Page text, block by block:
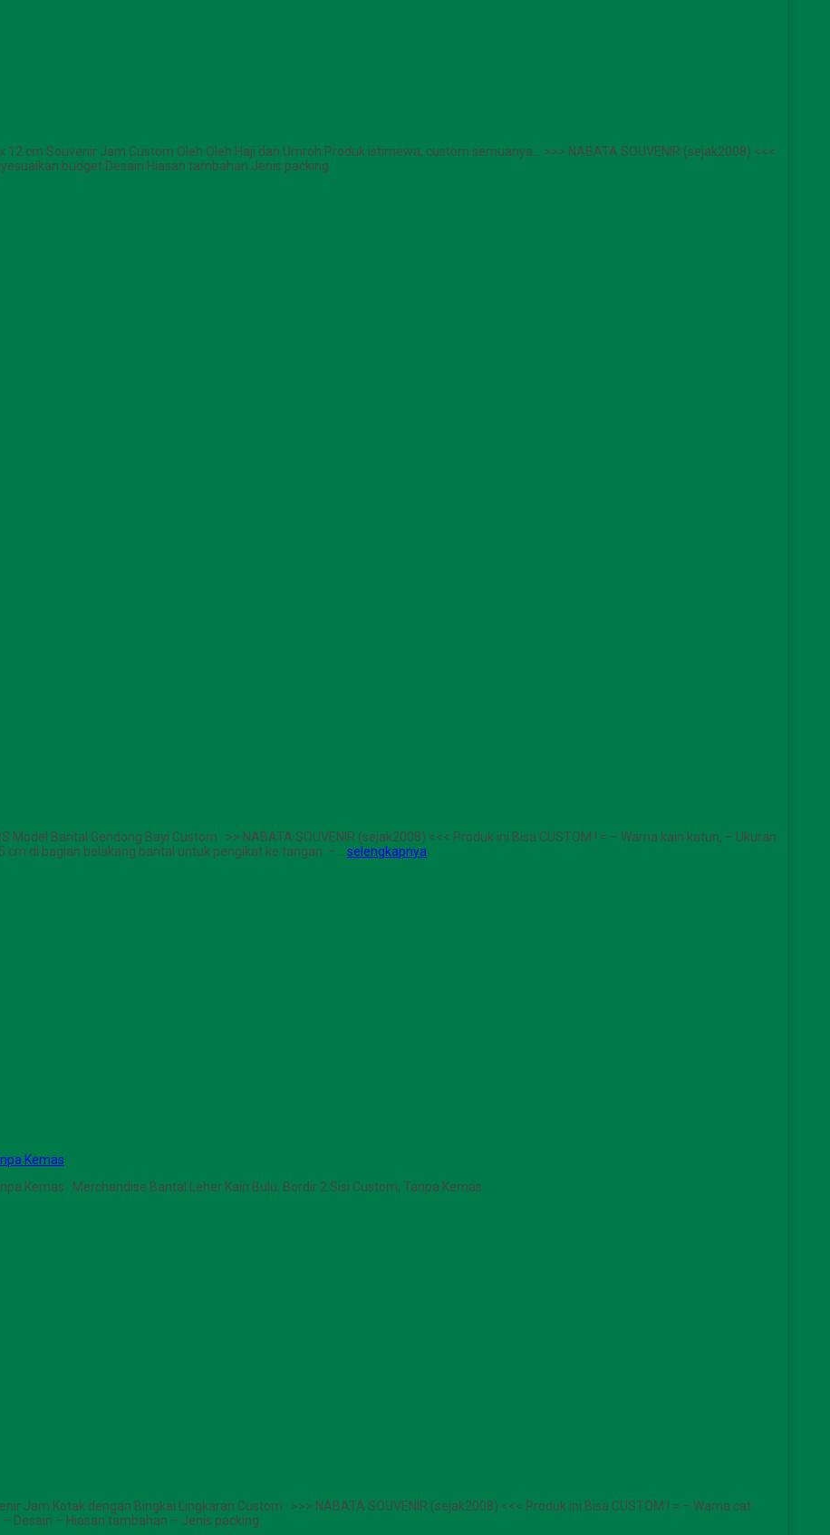
cm Souvenir Jam Custom Oleh Oleh Haji dan Umroh Produk istimewa, custom semuanya… >>> NABATA SOUVENIR (sejak2008) <<<
budget Desain Hiasan tambahan Jenis packing
Bantal Gendong Bayi Custom >> NABATA SOUVENIR (sejak2008) <<< Produk ini Bisa CUSTOM ! = – Warna kain katun, – Ukuran
di bagian belakang bantal untuk pengikat ke tangan. –… selengkapnya
Kemas
Kemas Merchandise Bantal Leher Kain Bulu, Bordir 2 Sisi Custom, Tanpa Kemas
Jam Kotak dengan Bingkai Lingkaran Custom >>> NABATA SOUVENIR (sejak2008) <<< Produk ini Bisa CUSTOM ! = – Warna cat
Desain – Hiasan tambahan – Jenis packing